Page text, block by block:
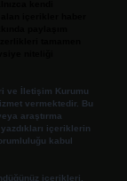
ve İletişim Kurumu
vermektedir. Bu
araştırma
içeriklerin
kabul
içerikleri,